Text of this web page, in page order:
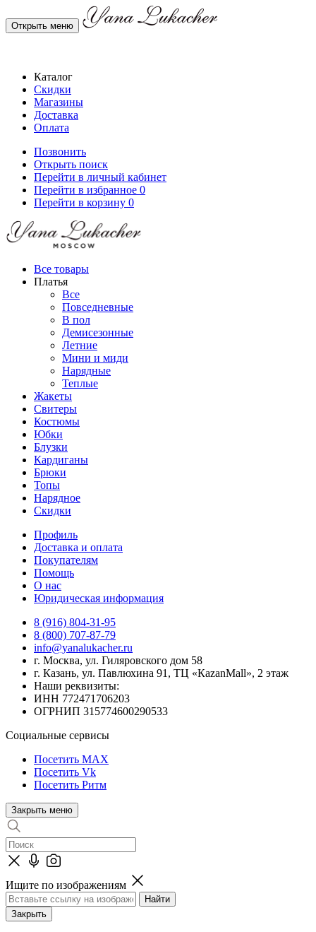
Открыть меню
Каталог
Скидки
Магазины
Доставка
Оплата
Позвонить
Открыть поиск
Перейти в личный кабинет
Перейти в избранное 0
Перейти в корзину 0
Все товары
Платья
Все
Повседневные
В пол
Демисезонные
Летние
Мини и миди
Нарядные
Теплые
Жакеты
Свитеры
Костюмы
Юбки
Блузки
Кардиганы
Брюки
Топы
Нарядное
Скидки
Профиль
Доставка и оплата
Покупателям
Помощь
О нас
Юридическая информация
8 (916) 804-31-95
8 (800) 707-87-79
info@yanalukacher.ru
г. Москва, ул. Гиляровского дом 58
г. Казань, ул. Павлюхина 91, ТЦ «КazanMall», 2 этаж
Наши реквизиты:
ИНН 772471706203
ОГРНИП 315774600290533
Социальные сервисы
Посетить MAX
Посетить Vk
Посетить Ритм
Закрыть меню
Ищите по изображениям
Закрыть